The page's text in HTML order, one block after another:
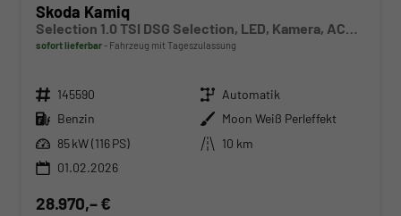
Skoda Kamiq
Selection 1.0 TSI DSG Selection, LED, Kamera, ACC, Side, Winter
sofort lieferbar Fahrzeug mit Tageszulassung
Fahrzeugnr. 145590 Getriebe Automatik
Kraftstoff Benzin Außenfarbe Moon Weiß Perleffekt
Leistung 85 kW (116 PS) Kilometerstand
10 km
01.02.2026
28.970,– €